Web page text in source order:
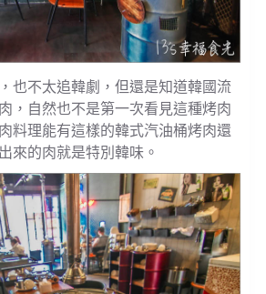
也不太追韓劇，但還是知道韓國流
，自然也不是第一次看見這種烤肉
料理能有這樣的韓式汽油桶烤肉還
來的肉就是特別韓味。